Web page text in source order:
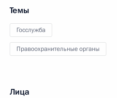
Темы
Госслужба
Правоохранительные органы
Лица